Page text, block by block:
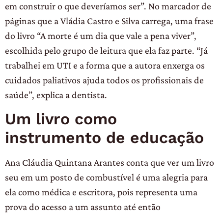
em construir o que deveríamos ser”. No marcador de
páginas que a Vládia Castro e Silva carrega, uma frase
do livro “A morte é um dia que vale a pena viver”,
escolhida pelo grupo de leitura que ela faz parte. “Já
trabalhei em UTI e a forma que a autora enxerga os
cuidados paliativos ajuda todos os profissionais de
saúde”, explica a dentista.
Um livro como
instrumento de educação
Ana Cláudia Quintana Arantes conta que ver um livro
seu em um posto de combustível é uma alegria para
ela como médica e escritora, pois representa uma
prova do acesso a um assunto até então